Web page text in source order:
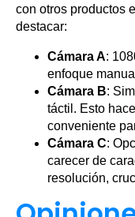
con otros productos
destacar:
Cámara A:
enfoque
Cámara B:
táctil. Esto
conveniente
Cámara C:
carecer de
resolución,